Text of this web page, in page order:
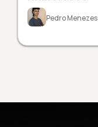
Pedro Menezes